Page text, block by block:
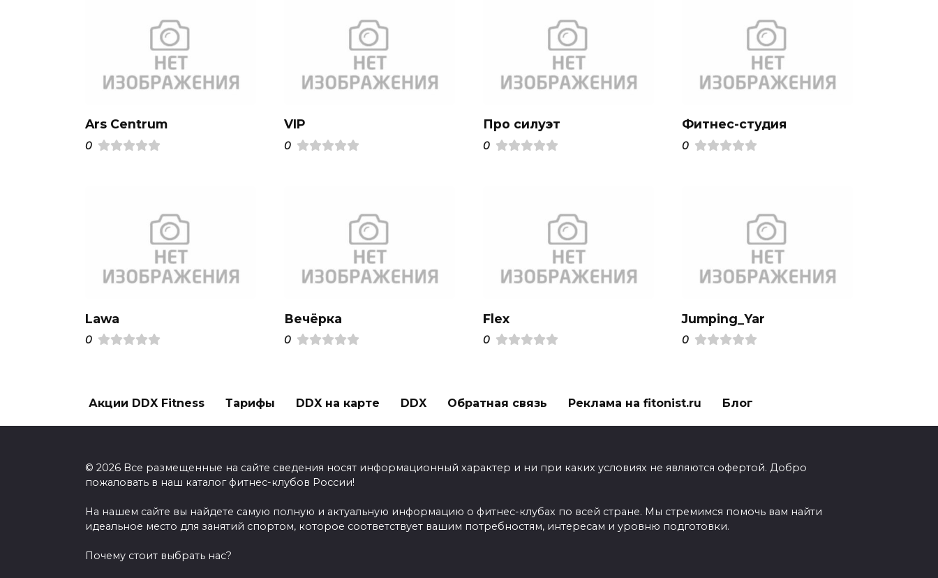
Ars Centrum
0
VIP
0
Про силуэт
0
Фитнес-студия
0
Lawa
0
Вечёрка
0
Flex
0
Jumping_Yar
0
Акции DDX Fitness Тарифы DDX на карте DDX Обратная связь Реклама на fitonist.ru Блог
© 2026 Все размещенные на сайте сведения носят информационный характер и ни при каких условиях не являются офертой. Добро
пожаловать в наш каталог фитнес-клубов России!
На нашем сайте вы найдете самую полную и актуальную информацию о фитнес-клубах по всей стране. Мы стремимся помочь вам найти
идеальное место для занятий спортом, которое соответствует вашим потребностям, интересам и уровню подготовки.
Почему стоит выбрать нас?